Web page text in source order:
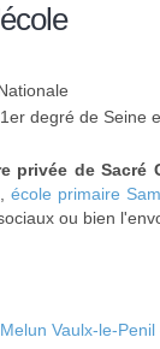
degré de Seine
privée de Sacré
école primaire
ou bien
Vaulx-le-Penil